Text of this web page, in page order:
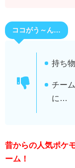
ココがう～ん…
持ち
チー
に…
昔からの人気ポケ
ーム！